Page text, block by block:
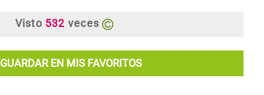
Visto 532 veces
GUARDAR EN MIS FAVORITOS